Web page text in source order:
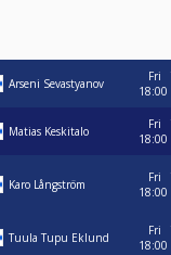
Arseni Sevastyanov
Fri
18:00
Matias Keskitalo
Fri
18:00
Karo Långström
Fri
18:00
Tuula Tupu Eklund
Fri
18:00